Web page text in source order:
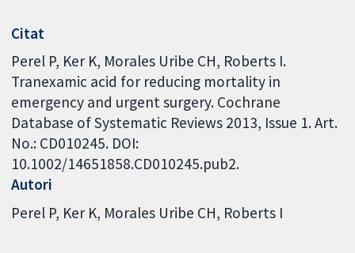
Citat
Perel P, Ker K, Morales Uribe CH, Roberts I.
Tranexamic acid for reducing mortality in
emergency and urgent surgery. Cochrane
Database of Systematic Reviews 2013, Issue 1. Art.
No.: CD010245. DOI:
10.1002/14651858.CD010245.pub2.
Autori
Perel P Ker K Morales Uribe CH Roberts I